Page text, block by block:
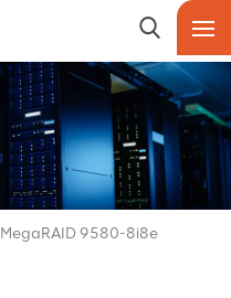
ورقة بيانات MegaRAID 9580-8i8e